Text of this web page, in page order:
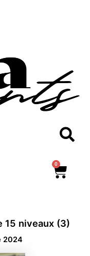
0
15 niveaux (3)
2024